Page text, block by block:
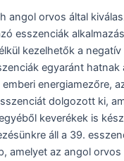
angol orvos által
esszenciák
kezelhetők a negatív
egyaránt
energiamezőre,
dolgozott ki,
keverékek is
áll a 39.
amelyet az angol